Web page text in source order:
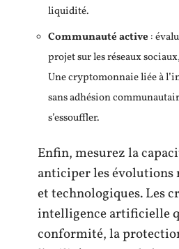
liquidité.
Communauté active :
projet sur les réseaux
Une cryptomonnaie liée à
sans adhésion
s’essouffler.
Enfin, mesurez la
anticiper les évolutions
et technologiques. Les
intelligence artificielle
conformité, la